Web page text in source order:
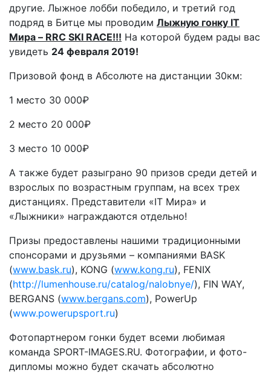
другие. Лыжное лобби победило, и третий год
подряд в Битце мы проводим Лыжную гонку IT
Мира – RRC SKI RACE!!! На которой будем рады вас
увидеть 24 февраля 2019!
Призовой фонд в Абсолюте на дистанции 30км:
1 место 30 000₽
2 место 20 000₽
3 место 10 000₽
А также будет разыграно 90 призов среди детей и
взрослых по возрастным группам, на всех трех
дистанциях. Представители «IT Мира» и
«Лыжники» награждаются отдельно!
Призы предоставлены нашими традиционными
спонсорами и друзьями – компаниями BASK
(www.bask.ru), KONG (www.kong.ru), FENIX
(http://lumenhouse.ru/catalog/nalobnye/), FIN WAY,
BERGANS (www.bergans.com), PowerUp
(www.powerupsport.ru)
Фотопартнером гонки будет всеми любимая
команда SPORT-IMAGES.RU. Фотографии, и фото-
дипломы можно будет скачать абсолютно